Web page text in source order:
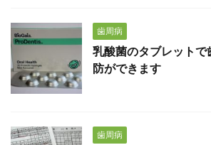
歯周病
乳酸菌のタブレットで
防ができます
歯周病